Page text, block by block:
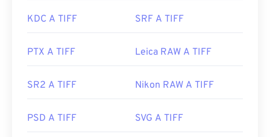
KDC A TIFF SRF A TIFF
PTX A TIFF Leica RAW A TIFF
SR2 A TIFF Nikon RAW A TIFF
PSD A TIFF SVG A TIFF